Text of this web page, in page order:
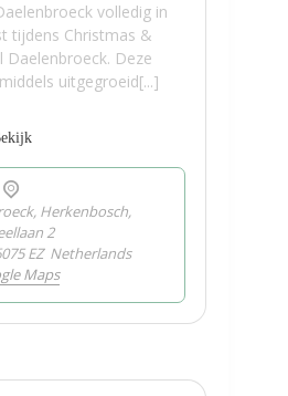
volledig in
tijdens Christmas &
Daelenbroeck. Deze
uitgegroeid[...]
Herkenbosch,
2
EZ Netherlands
Maps